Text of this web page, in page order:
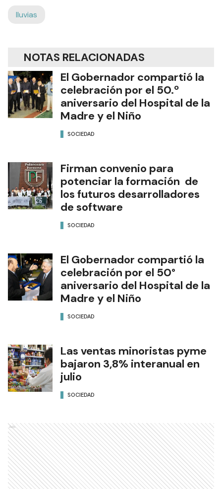
lluvias
NOTAS RELACIONADAS
El Gobernador compartió la
celebración por el 50.º
aniversario del Hospital de la
Madre y el Niño
SOCIEDAD
Firman convenio para
potenciar la formación de
los futuros desarrolladores
de software
SOCIEDAD
El Gobernador compartió la
celebración por el 50°
aniversario del Hospital de la
Madre y el Niño
SOCIEDAD
Las ventas minoristas pyme
bajaron 3,8% interanual en
julio
SOCIEDAD
Ads